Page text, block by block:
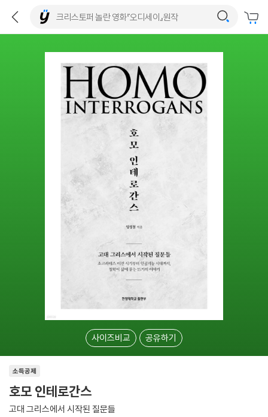
사이즈비교 공유하기
소득공제
호모 인테로간스
고대 그리스에서 시작된 질문들